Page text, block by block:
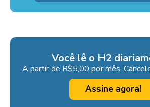
Você lê o H2
A partir de R$5,00 por mês.
Assine agora!